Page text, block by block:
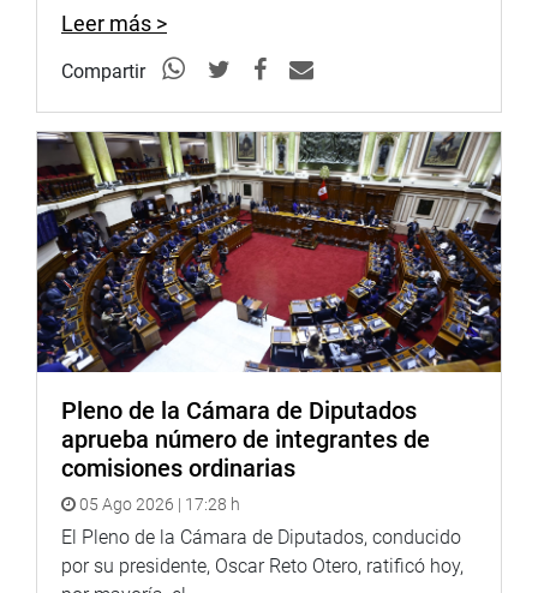
Leer más >
Compartir
Pleno de la Cámara de Diputados
aprueba número de integrantes de
comisiones ordinarias
05 Ago 2026 | 17:28 h
El Pleno de la Cámara de Diputados, conducido
por su presidente, Oscar Reto Otero, ratificó hoy,